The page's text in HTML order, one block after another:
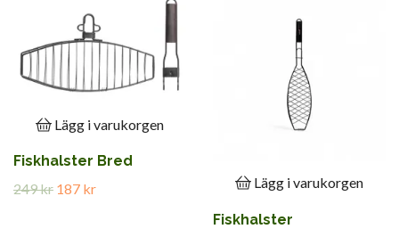
Lägg i varukorgen
Fiskhalster Bred
249 kr 187 kr Lägg i varukorgen
Fiskhalster